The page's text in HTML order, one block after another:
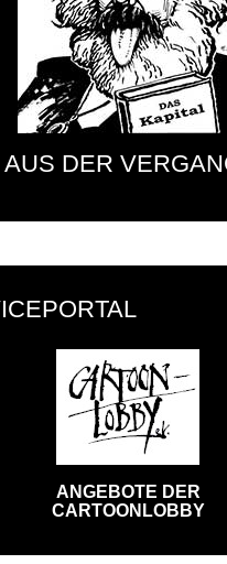
AUS DER
ANGEBOTE DER
CARTOONLOBBY